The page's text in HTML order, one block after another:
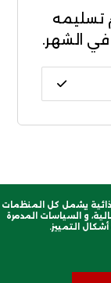
تسليمه
في الشهر.
يشمل كل المنظمات
و السياسات المدمرة
التمييز.